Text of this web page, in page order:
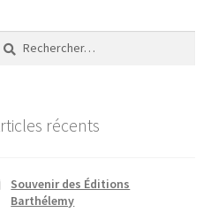
:
récents
Souvenir des Éditions
Barthélemy